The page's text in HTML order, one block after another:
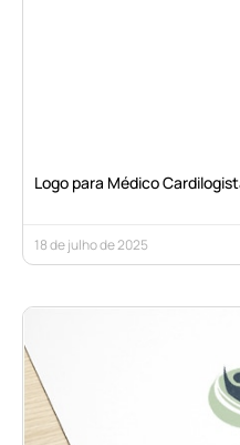
Logo para Médico
18 de julho de 2025